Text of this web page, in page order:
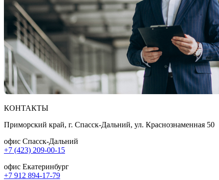
КОНТАКТЫ
Приморский край, г. Спасск-Дальний, ул. Краснознаменная 50
офис Спасск-Дальний
+7 (423) 209-00-15
офис Екатеринбург
+7 912 894-17-79